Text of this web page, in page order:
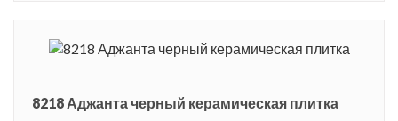
8218 Аджанта черный керамическая плитка